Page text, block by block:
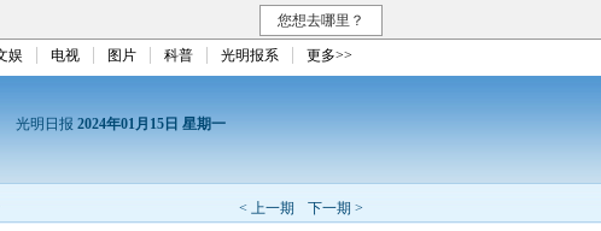
您想去哪里？
娱 电视 图片 科普 光明报系 更多>>
光明日报 2024年01月15日 星期一
< 上一期 下一期 >